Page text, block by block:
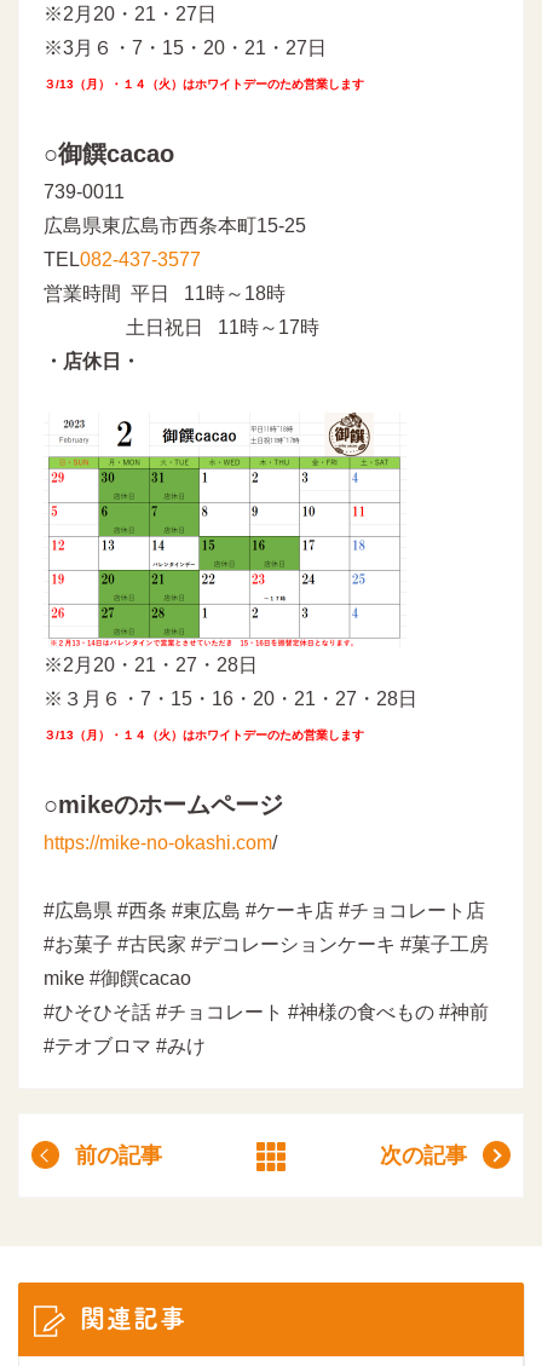
※2月20・21・27日
※3月６・7・15・20・21・27日
３/13（月）・１４（火）はホワイトデーのため営業します
○御饌cacao
739-0011
広島県東広島市西条本町15-25
TEL082-437-3577
営業時間 平日 11時～18時
土日祝日 11時～17時
・店休日・
※2月20・21・27・28日
※３月６・7・15・16・20・21・27・28日
３/13（月）・１４（火）はホワイトデーのため営業します
○mikeのホームページ
https://mike-no-okashi.com/
#広島県 #西条 #東広島 #ケーキ店 #チョコレート店
#お菓子 #古民家 #デコレーションケーキ #菓子工房
mike #御饌cacao
#ひそひそ話 #チョコレート #神様の食べもの #神前
#テオブロマ #みけ
前の記事 次の記事
関連記事